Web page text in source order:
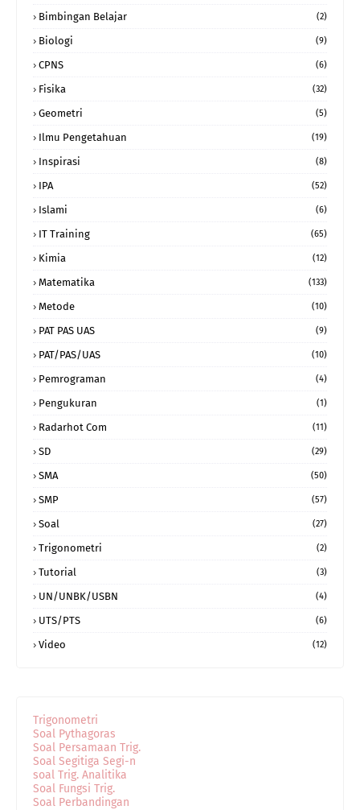
Bimbingan Belajar (2)
Biologi (9)
CPNS (6)
Fisika (32)
Geometri (5)
Ilmu Pengetahuan (19)
Inspirasi (8)
IPA (52)
Islami (6)
IT Training (65)
Kimia (12)
Matematika (133)
Metode (10)
PAT PAS UAS (9)
PAT/PAS/UAS (10)
Pemrograman (4)
Pengukuran (1)
Radarhot Com (11)
SD (29)
SMA (50)
SMP (57)
Soal (27)
Trigonometri (2)
Tutorial (3)
UN/UNBK/USBN (4)
UTS/PTS (6)
Video (12)
Trigonometri
Soal Pythagoras
Soal Persamaan Trig.
Soal Segitiga Segi-n
soal Trig. Analitika
Soal Fungsi Trig.
Soal Perbandingan